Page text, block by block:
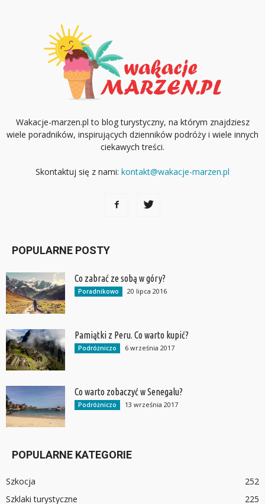
Wakacje-marzen.pl to blog turystyczny, na którym znajdziesz
wiele poradników, inspirujących dzienników podróży i wiele innych
ciekawych treści.
Skontaktuj się z nami: kontakt@wakacje-marzen.pl
POPULARNE POSTY
Co zabrać ze sobą w góry?
Poradnikowo 20 lipca 2016
Pamiątki z Peru. Co warto kupić?
Podróżniczo 6 września 2017
Co warto zobaczyć w Senegalu?
Podróżniczo 13 września 2017
POPULARNE KATEGORIE
Szkocja
252
Szklaki turystyczne
225